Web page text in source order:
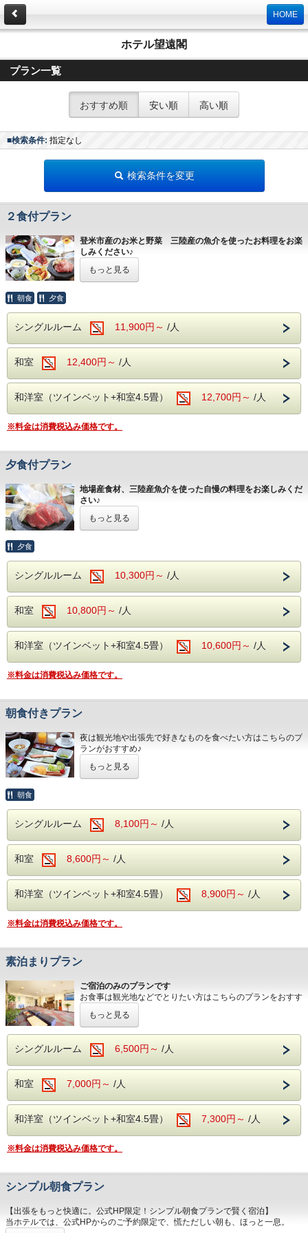
HOME
ホテル望遠閣
プラン一覧
おすすめ順 安い順 高い順
■検索条件: 指定なし
検索条件を変更
２食付プラン
登米市産のお米と野菜 三陸産の魚介を使ったお料理をお楽
しみください♪
※宮城県条例により2026年1月13日ご宿泊分から1人1泊
もっと見る
朝食 夕食
シングルルーム 11,900円～ /人
和室 12,400円～ /人
和洋室（ツインベット+和室4.5畳） 12,700円～ /人
※料金は消費税込み価格です。
夕食付プラン
地場産食材、三陸産魚介を使った自慢の料理をお楽しみくだ
さい♪
※宮城県条例により2026年1月13日ご宿泊分から1人1泊
もっと見る
夕食
シングルルーム 10,300円～ /人
和室 10,800円～ /人
和洋室（ツインベット+和室4.5畳） 10,600円～ /人
※料金は消費税込み価格です。
朝食付きプラン
夜は観光地や出張先で好きなものを食べたい方はこちらのプ
ランがおすすめ♪
※宮城県条例により2026年1月13日ご宿泊分から1人1泊
もっと見る
朝食
シングルルーム 8,100円～ /人
和室 8,600円～ /人
和洋室（ツインベット+和室4.5畳） 8,900円～ /人
※料金は消費税込み価格です。
素泊まりプラン
ご宿泊のみのプランです
お食事は観光地などでとりたい方はこちらのプランをおすす
※宮城県条例により2026年1月13日ご宿泊分から1人1泊
ただきます。
もっと見る
シングルルーム 6,500円～ /人
和室 7,000円～ /人
和洋室（ツインベット+和室4.5畳） 7,300円～ /人
※料金は消費税込み価格です。
シンプル朝食プラン
【出張をもっと快適に。公式HP限定！シンプル朝食プランで賢く宿泊】
当ホテルでは、公式HPからのご予約限定で、慌ただしい朝も、ほっと一息。